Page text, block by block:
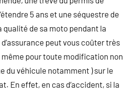
5 ans et une séquestre de
qualité de sa moto pendant la
peut vous coûter très
même pour toute modification non
du véhicule notamment ) sur le
En effet, en cas d’accident, si la